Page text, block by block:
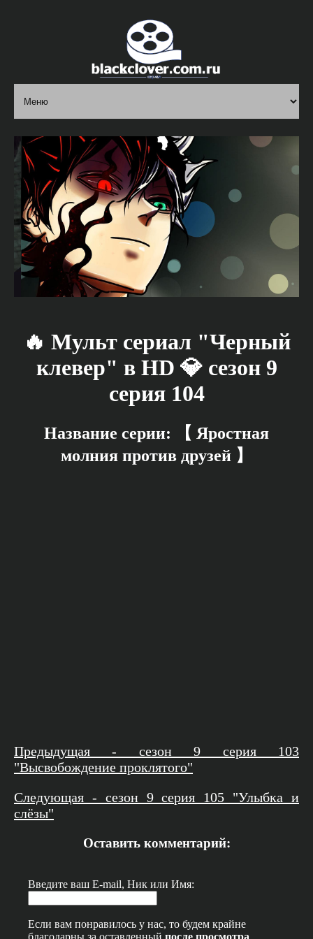
🔥 Мульт сериал "Черный
клевер" в HD 💎 сезон 9
серия 104
Название серии: 【 Яростная
молния против друзей 】
Предыдущая - сезон 9 серия 103
"Высвобождение проклятого"
Следующая - сезон 9 серия 105 "Улыбка и
слёзы"
Оставить комментарий:
Введите ваш E-mail, Ник или Имя:
Если вам понравилось у нас, то будем крайне
благодарны за оставленный после просмотра